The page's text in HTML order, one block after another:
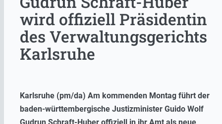
wird offiziell Präsidentin
des Verwaltungsgerichts
Karlsruhe
Karlsruhe (pm/da) Am kommenden Montag führt der
baden-württembergische Justizminister Guido Wolf